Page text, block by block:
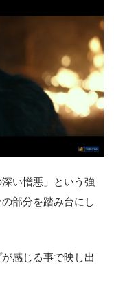
い憎悪」という強
部分を踏み台にし
感じる事で映し出